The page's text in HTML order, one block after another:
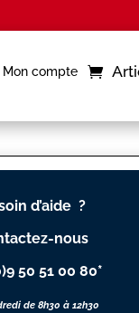
compte
d’aide ?
nous
50 51 00 80*
de 8h30 à 12h30